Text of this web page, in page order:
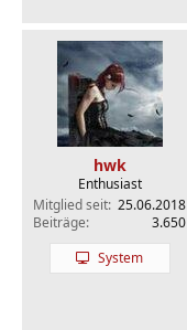
hwk
Enthusiast
Mitglied seit 25.06.2018
Beiträge
3.650
System